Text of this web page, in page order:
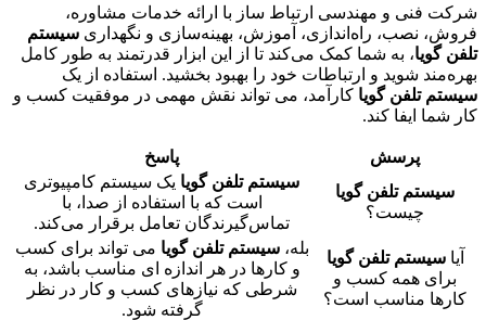
شرکت فنی و مهندسی ارتباط ساز با ارائه خدمات مشاوره،
فروش، نصب، راه‌اندازی، آموزش، بهینه‌سازی و نگهداری سیستم
تلفن گویا، به شما کمک می‌کند تا از این ابزار قدرتمند به طور کامل
بهره‌مند شوید و ارتباطات خود را بهبود بخشید. استفاده از یک
سیستم تلفن گویا کارآمد، می تواند نقش مهمی در موفقیت کسب و
کار شما ایفا کند.
پرسش
پاسخ
سیستم تلفن گویا
چیست؟
سیستم تلفن گویا یک سیستم کامپیوتری
است که با استفاده از صدا، با
تماس‌گیرندگان تعامل برقرار می‌کند.
آیاسیستم تلفن گویا
برای همه کسب و
کارها مناسب است؟
بله،سیستم تلفن گویا می تواند برای کسب
و کارها در هر اندازه ای مناسب باشد، به
شرطی که نیازهای کسب و کار در نظر
گرفته شود.